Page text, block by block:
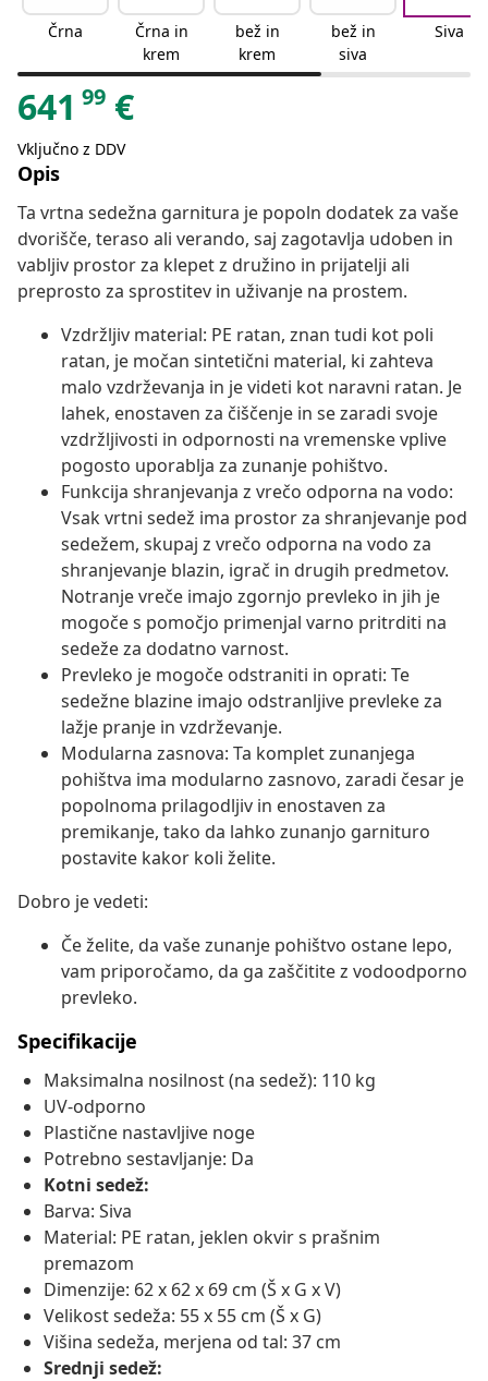
Črna
Črna in
krem
bež in
krem
bež in
siva
Siva
641 99 €
Vključno z DDV
Opis
Ta vrtna sedežna garnitura je popoln dodatek za vaše
dvorišče, teraso ali verando, saj zagotavlja udoben in
vabljiv prostor za klepet z družino in prijatelji ali
preprosto za sprostitev in uživanje na prostem.
Vzdržljiv material: PE ratan, znan tudi kot poli
ratan, je močan sintetični material, ki zahteva
malo vzdrževanja in je videti kot naravni ratan. Je
lahek, enostaven za čiščenje in se zaradi svoje
vzdržljivosti in odpornosti na vremenske vplive
pogosto uporablja za zunanje pohištvo.
Funkcija shranjevanja z vrečo odporna na vodo:
Vsak vrtni sedež ima prostor za shranjevanje pod
sedežem, skupaj z vrečo odporna na vodo za
shranjevanje blazin, igrač in drugih predmetov.
Notranje vreče imajo zgornjo prevleko in jih je
mogoče s pomočjo primenjal varno pritrditi na
sedeže za dodatno varnost.
Prevleko je mogoče odstraniti in oprati: Te
sedežne blazine imajo odstranljive prevleke za
lažje pranje in vzdrževanje.
Modularna zasnova: Ta komplet zunanjega
pohištva ima modularno zasnovo, zaradi česar je
popolnoma prilagodljiv in enostaven za
premikanje, tako da lahko zunanjo garnituro
postavite kakor koli želite.
Dobro je vedeti:
Če želite, da vaše zunanje pohištvo ostane lepo,
vam priporočamo, da ga zaščitite z vodoodporno
prevleko.
Specifikacije
Maksimalna nosilnost (na sedež): 110 kg
UV-odporno
Plastične nastavljive noge
Potrebno sestavljanje: Da
Kotni sedež:
Barva: Siva
Material: PE ratan, jeklen okvir s prašnim
premazom
Dimenzije: 62 x 62 x 69 cm (Š x G x V)
Velikost sedeža: 55 x 55 cm (Š x G)
Višina sedeža, merjena od tal: 37 cm
Srednji sedež: